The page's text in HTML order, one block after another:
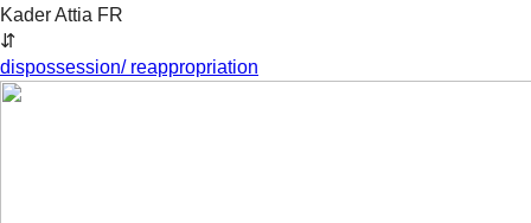
Kader Attia FR
⇵
dispossession/ reappropriation